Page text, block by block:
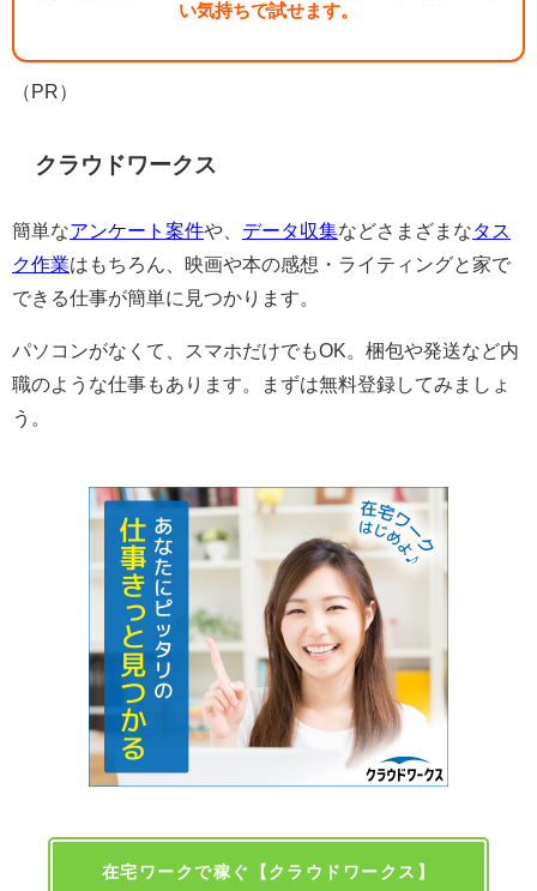
い気持ちで試せます。
（PR）
クラウドワークス
簡単なアンケート案件や、 データ収集などさまざまなタス
ク作業はもちろん、映画や本の感想・ライティングと家で
できる仕事が簡単に見つかります。
パソコンがなくて、スマホだけでもOK。梱包や発送など内
職のような仕事もあります。まずは無料登録してみましょ
う。
在宅ワークで稼ぐ【クラウドワークス】